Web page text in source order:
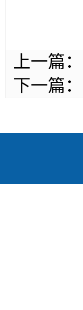
上一篇：
下一篇：